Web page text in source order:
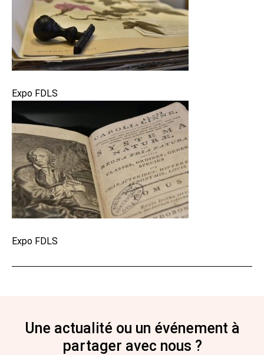
Expo FDLS
Expo FDLS
Une actualité ou un événement à
partager avec nous ?